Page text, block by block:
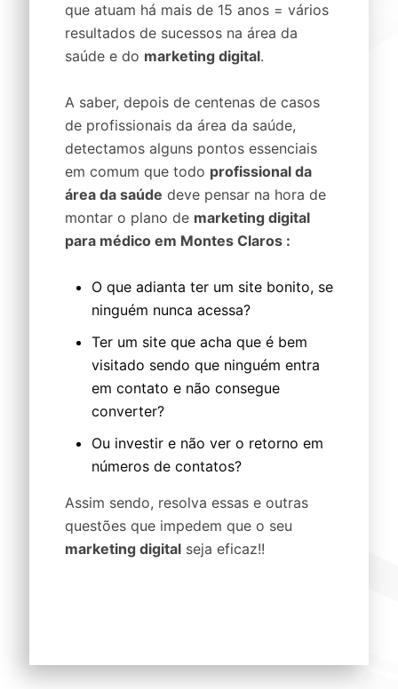
que atuam há mais de 15 anos = vários
resultados de sucessos na área da
saúde e do marketing digital.
A saber, depois de centenas de casos
de profissionais da área da saúde,
detectamos alguns pontos essenciais
em comum que todo profissional da
área da saúde deve pensar na hora de
montar o plano de marketing digital
para médico em Montes Claros :
O que adianta ter um site bonito, se
ninguém nunca acessa?
Ter um site que acha que é bem
visitado sendo que ninguém entra
em contato e não consegue
converter?
Ou investir e não ver o retorno em
números de contatos?
Assim sendo, resolva essas e outras
questões que impedem que o seu
marketing digital seja eficaz!!